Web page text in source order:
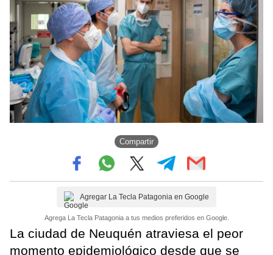
Compartir
Agregar La Tecla Patagonia en Google
Agrega La Tecla Patagonia a tus medios preferidos en Google.
La ciudad de Neuquén atraviesa el peor
momento epidemiológico desde que se